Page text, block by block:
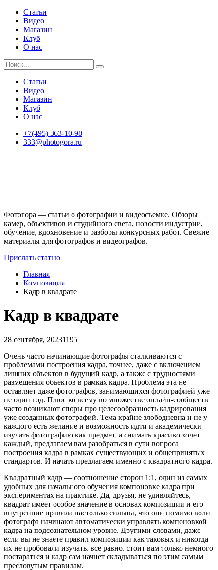
Статьи
Видео
Магазин
Клуб
О нас
Статьи
Видео
Магазин
Клуб
О нас
+7(495) 363-10-98
333@photogora.ru
Фотогора — статьи о фотографии и видеосъемке. Обзоры
камер, объективов и студийного света, новости индустрии,
обучение, вдохновение и разборы конкурсных работ. Свежие
материалы для фотографов и видеографов.
Прислать статью
Главная
Композиция
​Кадр в квадрате
​Кадр в квадрате
28 сентября, 20231195
Очень часто начинающие фотографы сталкиваются с
проблемами построения кадра, точнее, даже с включением
лишних объектов в будущий кадр, а также с трудностями
размещения объектов в рамках кадра. Проблема эта не
оставляет даже фотографов, занимающихся фотографией уже
не один год. Плюс ко всему во множестве онлайн-сообществ
часто возникают споры про целесообразность кадрирования
уже созданных фотографий. Тема крайне злободневна и не у
каждого есть желание и возможность идти и академически
изучать фотографию как предмет, а снимать красиво хочет
каждый, предлагаем вам разобраться в сути вопроса
построения кадра в рамках существующих и общепринятых
стандартов. И начать предлагаем именно с квадратного кадра.
Квадратный кадр — соотношение сторон 1:1, один из самых
удобных для начального обучения компоновке кадра при
экспериментах на практике. Да, друзья, не удивляйтесь,
квадрат имеет особое значение в основах композиции и его
внутренние правила настолько сильны, что они помимо воли
фотографа начинают автоматически управлять компоновкой
кадра на подсознательном уровне. Другими словами, даже
если вы не знаете правил композиции как таковых и никогда
их не пробовали изучать, все равно, стоит вам только немного
постараться и кадр сам начнет складываться по этим самым
пресловутым правилам.